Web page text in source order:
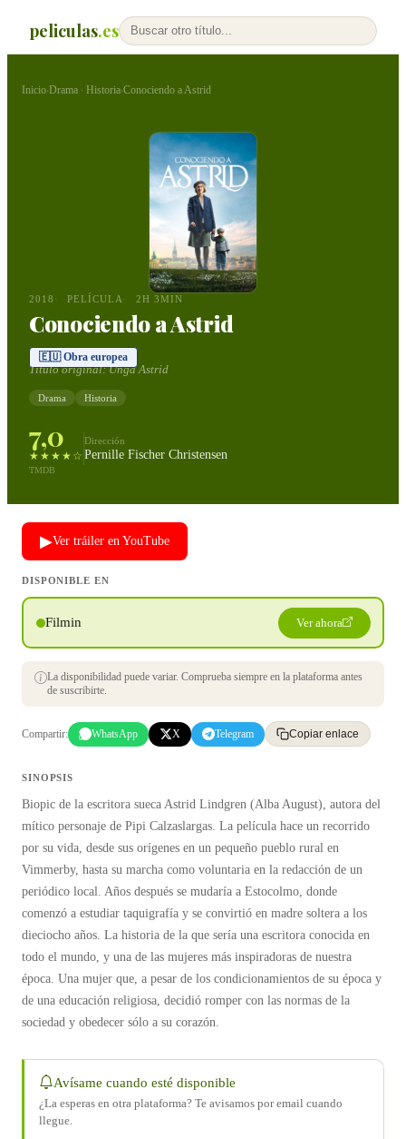
peliculas.es
Inicio›Drama · Historia›Conociendo a Astrid
2018 PELÍCULA 2H 3MIN
Conociendo a Astrid
🇪🇺 Obra europea
Título original:Unga Astrid
Drama Historia
7,0
★★★★☆
TMDB
Dirección
Pernille Fischer Christensen
▶Ver tráiler en YouTube
DISPONIBLE EN
Filmin Ver ahora
La disponibilidad puede variar. Comprueba siempre en la plataforma antes
de suscribirte.
Compartir: WhatsApp X Telegram Copiar enlace
SINOPSIS
Biopic de la escritora sueca Astrid Lindgren (Alba August), autora del
mítico personaje de Pipi Calzaslargas. La película hace un recorrido
por su vida, desde sus orígenes en un pequeño pueblo rural en
Vimmerby, hasta su marcha como voluntaria en la redacción de un
periódico local. Años después se mudaría a Estocolmo, donde
comenzó a estudiar taquigrafía y se convirtió en madre soltera a los
dieciocho años. La historia de la que sería una escritora conocida en
todo el mundo, y una de las mujeres más inspiradoras de nuestra
época. Una mujer que, a pesar de los condicionamientos de su época y
de una educación religiosa, decidió romper con las normas de la
sociedad y obedecer sólo a su corazón.
Avísame cuando esté disponible
¿La esperas en otra plataforma? Te avisamos por email cuando
llegue.